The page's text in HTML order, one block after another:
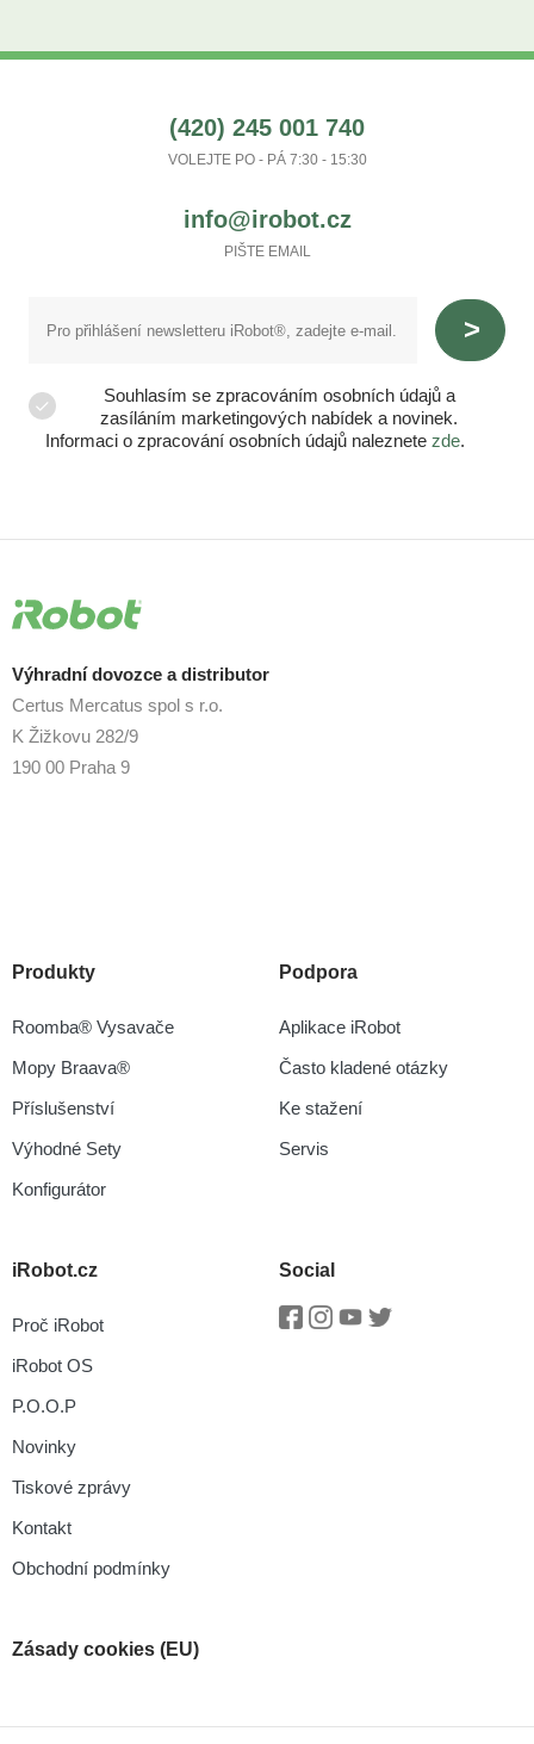
(420) 245 001 740
VOLEJTE PO - PÁ 7:30 - 15:30
info@irobot.cz
PIŠTE EMAIL
Souhlasím se zpracováním osobních údajů a
zasíláním marketingových nabídek a novinek.
Informaci o zpracování osobních údajů naleznete zde.
Výhradní dovozce a distributor
Certus Mercatus spol s r.o.
K Žižkovu 282/9
190 00 Praha 9
Produkty
Roomba® Vysavače
Mopy Braava®
Příslušenství
Výhodné Sety
Konfigurátor
Podpora
Aplikace iRobot
Často kladené otázky
Ke stažení
Servis
iRobot.cz
Proč iRobot
iRobot OS
P.O.O.P
Novinky
Tiskové zprávy
Kontakt
Obchodní podmínky
Social
Facebook
Instagram
Youtube
Zásady cookies (EU)